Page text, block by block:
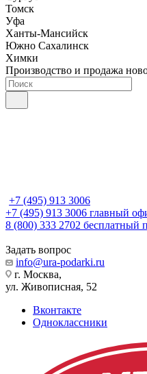
Томск
Уфа
Ханты-Мансийск
Южно Сахалинск
Химки
Производство и продажа
+7 (495) 913 3006
+7 (495) 913 3006 главный
8 (800) 333 2702 бесплатный
Задать вопрос
info@ura-podarki.ru
г. Москва,
ул. Живописная, 52
Вконтакте
Одноклассники